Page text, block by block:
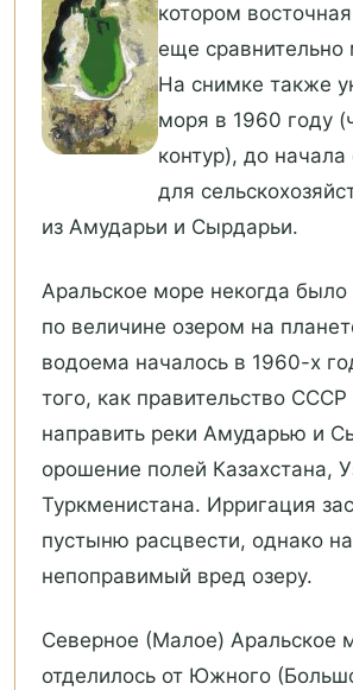
котором
еще сравнительно
На снимке также
моря в 1960 году
контур), до
для
из Амударьи и Сырдарьи.
Аральское море некогда
по величине озером на
водоема началось в 1960-х
того, как правительство
направить реки Амударью и
орошение полей Казахстана,
Туркменистана. Ирригация
пустыню расцвести, однако
непоправимый вред озеру.
Северное (Малое) Аральское
отделилось от Южного